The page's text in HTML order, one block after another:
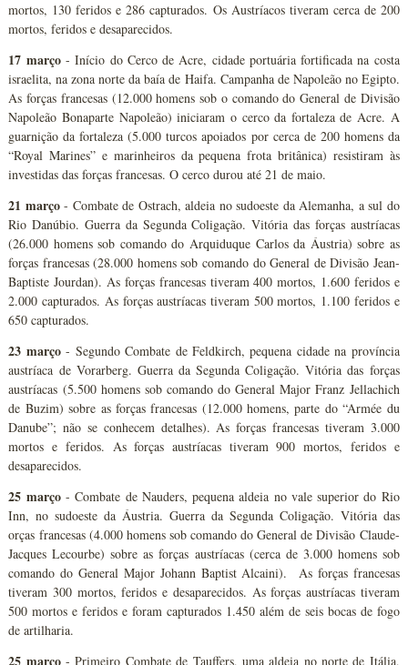
mortos, 130 feridos e 286 capturados. Os Austríacos tiveram cerca de 200
mortos, feridos e desaparecidos.
17 março- Início do Cerco de Acre, cidade portuária fortificada na costa
israelita, na zona norte da baía de Haifa. Campanha de Napoleão no Egipto.
As forças francesas (12.000 homens sob o comando do General de Divisão
Napoleão Bonaparte Napoleão) iniciaram o cerco da fortaleza de Acre. A
guarnição da fortaleza (5.000 turcos apoiados por cerca de 200 homens da
“Royal Marines” e marinheiros da pequena frota britânica) resistiram às
investidas das forças francesas. O cerco durou até 21 de maio.
21 março- Combate de Ostrach, aldeia no sudoeste da Alemanha, a sul do
Rio Danúbio. Guerra da Segunda Coligação. Vitória das forças austríacas
(26.000 homens sob comando do Arquiduque Carlos da Áustria) sobre as
forças francesas (28.000 homens sob comando do General de Divisão Jean-
Baptiste Jourdan). As forças francesas tiveram 400 mortos, 1.600 feridos e
2.000 capturados. As forças austríacas tiveram 500 mortos, 1.100 feridos e
650 capturados.
23 março- Segundo Combate de Feldkirch, pequena cidade na província
austríaca de Vorarberg. Guerra da Segunda Coligação. Vitória das forças
austríacas (5.500 homens sob comando do General Major Franz Jellachich
de Buzim) sobre as forças francesas (12.000 homens, parte do “Armée du
Danube”; não se conhecem detalhes). As forças francesas tiveram 3.000
mortos e feridos. As forças austríacas tiveram 900 mortos, feridos e
desaparecidos.
25 março- Combate de Nauders, pequena aldeia no vale superior do Rio
Inn, no sudoeste da Áustria. Guerra da Segunda Coligação. Vitória das
orças francesas (4.000 homens sob comando do General de Divisão Claude-
Jacques Lecourbe) sobre as forças austríacas (cerca de 3.000 homens sob
comando do General Major Johann Baptist Alcaini). As forças francesas
tiveram 300 mortos, feridos e desaparecidos. As forças austríacas tiveram
500 mortos e feridos e foram capturados 1.450 além de seis bocas de fogo
de artilharia.
25 março- Primeiro Combate de Tauffers, uma aldeia no norte de Itália,